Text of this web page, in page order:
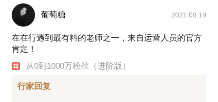
葡萄糖 2021.09.19
在在行遇到最有料的老师之一，来自运营人员的官方
肯定！
从0到1000万粉丝（进阶版）
行家回复